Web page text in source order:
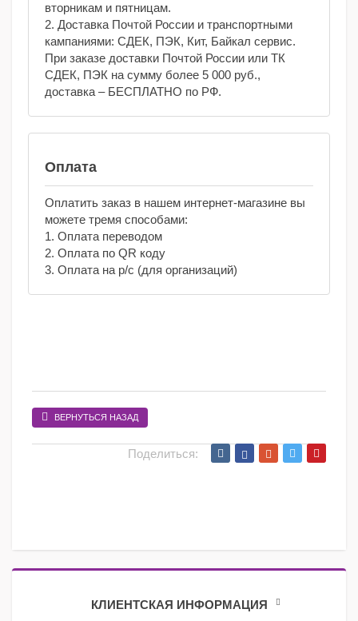
вторникам и пятницам.
2. Доставка Почтой России и транспортными
кампаниями: СДЕК, ПЭК, Кит, Байкал сервис.
При заказе доставки Почтой России или ТК
СДЕК, ПЭК на сумму более 5 000 руб.,
доставка – БЕСПЛАТНО по РФ.
Оплата
Оплатить заказ в нашем интернет-магазине вы
можете тремя способами:
1. Оплата переводом
2. Оплата по QR коду
3. Оплата на р/с (для организаций)
ВЕРНУТЬСЯ НАЗАД
Поделиться:
КЛИЕНТСКАЯ ИНФОРМАЦИЯ